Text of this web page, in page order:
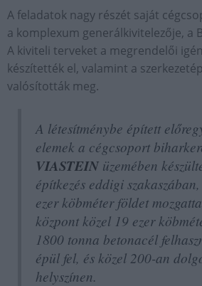
A feladatok nagy részét saját
a komplexum generálkivitelezője, a
A kiviteli terveket a megrendelői
készítették el, valamint a
valósították meg.
A létesítménybe épített
elemek a cégcsoport
VIASTEIN üzemében
építkezés eddigi
ezer köbméter földet
központ közel 19 ezer
1800 tonna betonacél
épül fel, és közel 200-an
helyszínen.